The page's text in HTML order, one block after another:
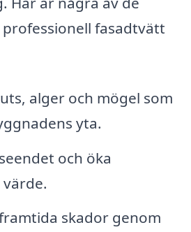
fasadtvätt
alger och mögel som
yta.
och öka
skador genom